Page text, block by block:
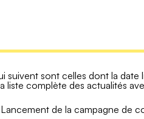
suivent sont celles dont la date
liste complète des actualités
Lancement de la campagne de